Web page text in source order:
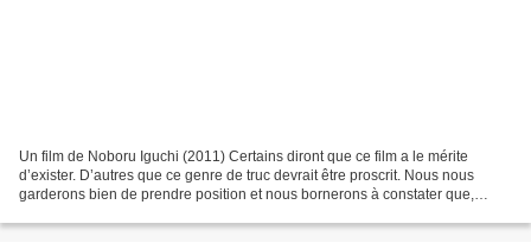
Un film de Noboru Iguchi (2011) Certains diront que ce film a le mérite
d’exister. D’autres que ce genre de truc devrait être proscrit. Nous nous
garderons bien de prendre position et nous bornerons à constater que,